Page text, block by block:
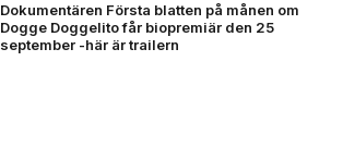
Dokumentären Första blatten på månen om
Dogge Doggelito får biopremiär den 25
september -här är trailern